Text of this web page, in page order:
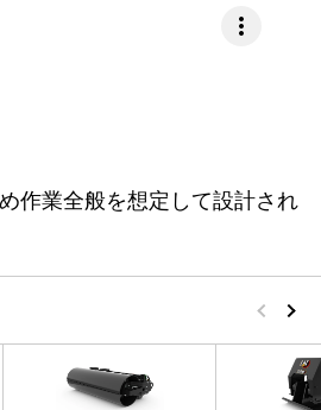
more_vert
作業全般を想定して設計され